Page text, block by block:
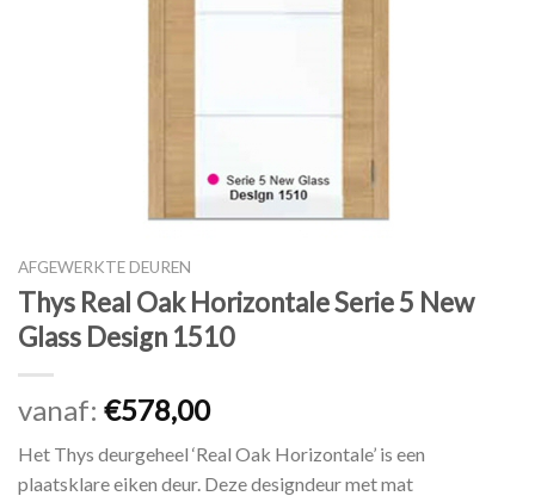
AFGEWERKTE DEUREN
Thys Real Oak Horizontale Serie 5 New
Glass Design 1510
vanaf: €578,00
Het Thys deurgeheel ‘Real Oak Horizontale’ is een
plaatsklare eiken deur. Deze designdeur met mat